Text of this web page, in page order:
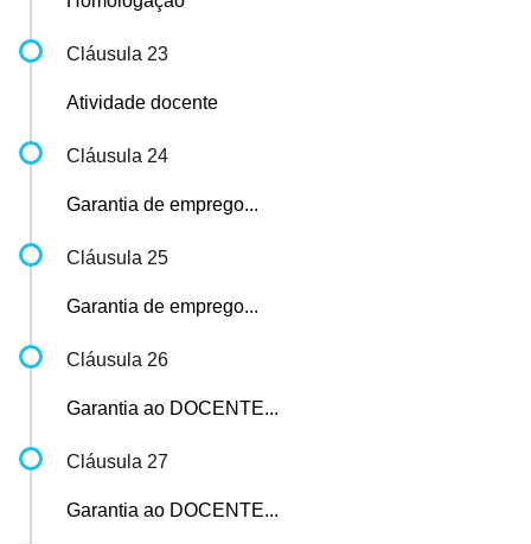
Cláusula 23
Atividade docente
Cláusula 24
Garantia de emprego...
Cláusula 25
Garantia de emprego...
Cláusula 26
Garantia ao DOCENTE...
Cláusula 27
Garantia ao DOCENTE...